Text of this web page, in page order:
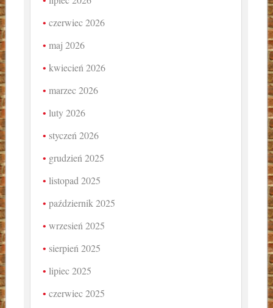
czerwiec 2026
maj 2026
kwiecień 2026
marzec 2026
luty 2026
styczeń 2026
grudzień 2025
listopad 2025
październik 2025
wrzesień 2025
sierpień 2025
lipiec 2025
czerwiec 2025